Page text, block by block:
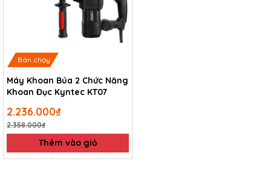
Bán chạy
Máy Khoan Búa 2 Chức Năng
Khoan Đục Kyntec KT07
2.236.000₫
2.358.000₫
Thêm vào giỏ